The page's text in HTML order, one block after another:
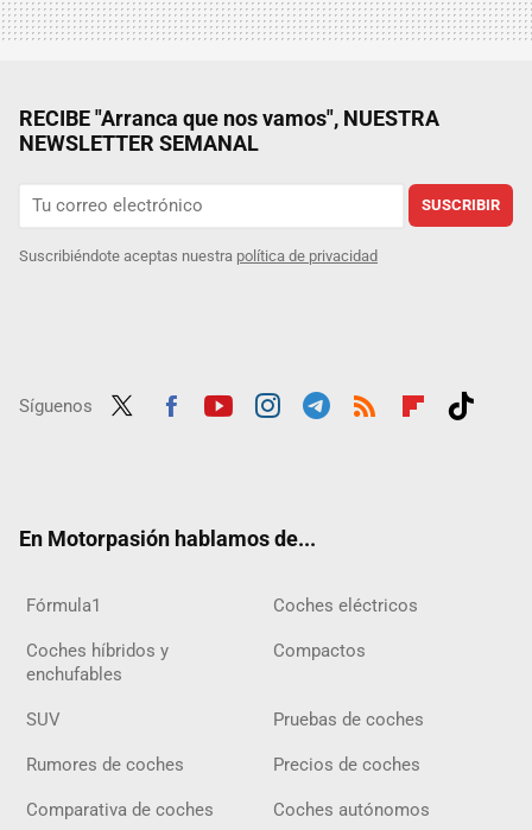
RECIBE "Arranca que nos vamos", NUESTRA
NEWSLETTER SEMANAL
SUSCRIBIR
Suscribiéndote aceptas nuestra política de privacidad
Síguenos
En Motorpasión hablamos de...
Fórmula1 Coches eléctricos
Coches híbridos y
enchufables
Compactos
SUV Pruebas de coches
Rumores de coches Precios de coches
Comparativa de coches Coches autónomos